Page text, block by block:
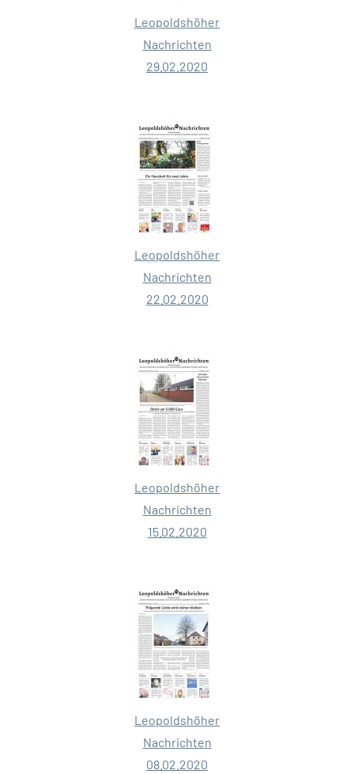
Leopoldshöher
Nachrichten
29.02.2020
Leopoldshöher
Nachrichten
22.02.2020
Leopoldshöher
Nachrichten
15.02.2020
Leopoldshöher
Nachrichten
08.02.2020